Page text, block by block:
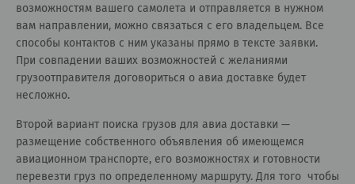
возможностям вашего самолета и отправляется в нужном
вам направлении, можно связаться с его владельцем. Все
способы контактов с ним указаны прямо в тексте заявки.
При совпадении ваших возможностей с желаниями
грузоотправителя договориться о авиа доставке будет
несложно.
Второй вариант поиска грузов для авиа доставки —
размещение собственного объявления об имеющемся
авиационном транспорте, его возможностях и готовности
перевезти груз по определенному маршруту. Для того чтобы